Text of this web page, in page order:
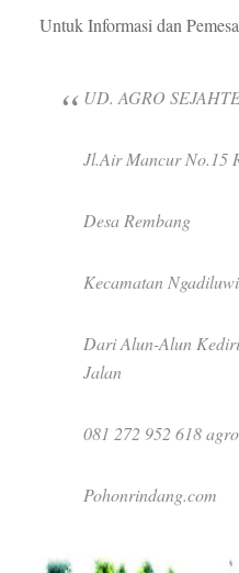
Untuk Informasi dan
UD. AGRO
Jl.Air Mancur No.15
Desa Rembang
Kecamatan
Dari Alun-Alun
Jalan
081 272 952 618
Pohonrindang.com